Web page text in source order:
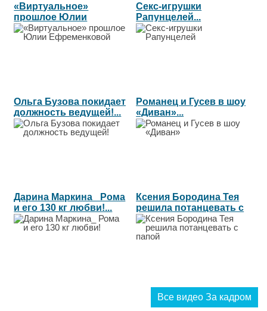
«Виртуальное»
прошлое Юлии
Ефременковой...
Секс-игрушки
Рапунцелей...
Ольга Бузова покидает
должность ведущей!...
Романец и Гусев в шоу
«Диван»...
Дарина Маркина_ Рома
и его 130 кг любви!...
Ксения Бородина Тея
решила потанцевать с
папой...
Все видео За кадром